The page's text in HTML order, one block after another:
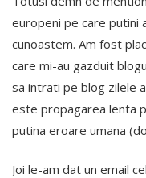
europeni pe care putini
cunoastem. Am fost
care mi-au gazduit
sa intrati pe blog zilele
este propagarea lenta
putina eroare umana
Joi le-am dat un email